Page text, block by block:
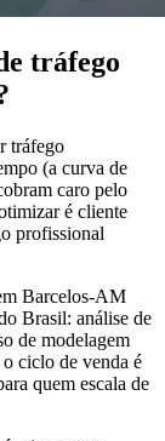
tráfego
tráfego
(a curva de
caro pelo
é cliente
profissional
Barcelos-AM
Brasil: análise de
de modelagem
ciclo de venda é
quem escala de